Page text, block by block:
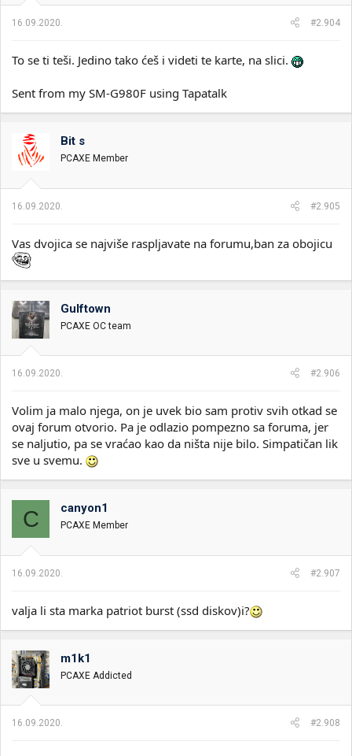
16.09.2020. #2.904
To se ti teši. Jedino tako ćeš i videti te karte, na slici.
Sent from my SM-G980F using Tapatalk
Bit s
PCAXE Member
16.09.2020. #2.905
Vas dvojica se najviše raspljavate na forumu,ban za obojicu
Gulftown
PCAXE OC team
16.09.2020. #2.906
Volim ja malo njega, on je uvek bio sam protiv svih otkad se
ovaj forum otvorio. Pa je odlazio pompezno sa foruma, jer
se naljutio, pa se vraćao kao da ništa nije bilo. Simpatičan lik
sve u svemu.
C canyon1
PCAXE Member
16.09.2020. #2.907
valja li sta marka patriot burst (ssd diskov)i?
m1k1
PCAXE Addicted
16.09.2020. #2.908